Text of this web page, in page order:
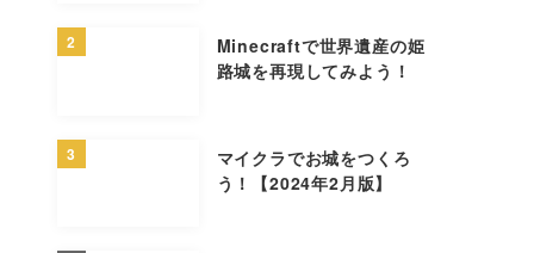
2
Minecraftで世界遺産の姫
路城を再現してみよう！
3
マイクラでお城をつくろ
う！【2024年2月版】